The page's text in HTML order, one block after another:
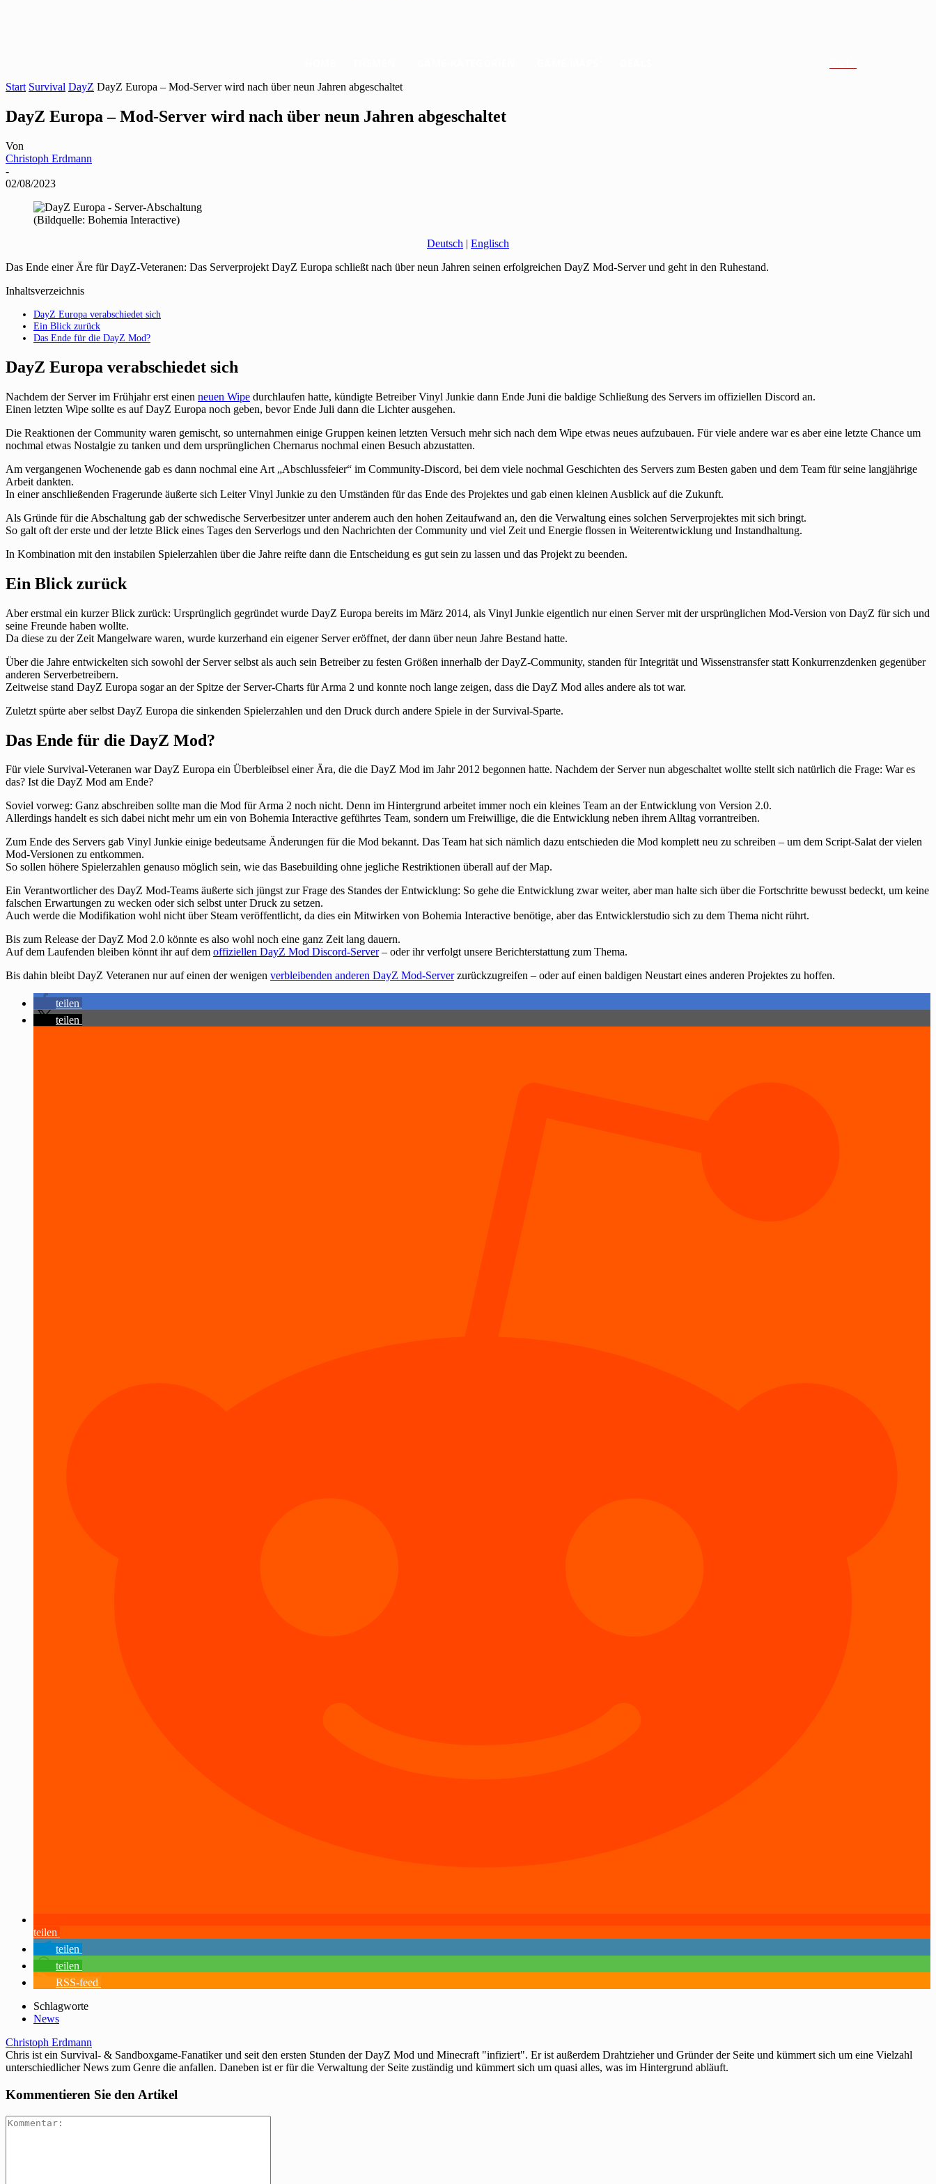
Start Survival DayZ DayZ Europa – Mod-Server wird nach über neun Jahren abgeschaltet
DayZ Europa – Mod-Server wird nach über neun Jahren abgeschaltet
Von
Christoph Erdmann
-
02/08/2023
(Bildquelle: Bohemia Interactive)
Deutsch | Englisch
Das Ende einer Äre für DayZ-Veteranen: Das Serverprojekt DayZ Europa schließt nach über neun Jahren seinen erfolgreichen DayZ Mod-Server und geht in den Ruhestand.
Inhaltsverzeichnis
DayZ Europa verabschiedet sich
Ein Blick zurück
Das Ende für die DayZ Mod?
DayZ Europa verabschiedet sich
Nachdem der Server im Frühjahr erst einen neuen Wipe durchlaufen hatte, kündigte Betreiber Vinyl Junkie dann Ende Juni die baldige Schließung des Servers im offiziellen Discord an.
Einen letzten Wipe sollte es auf DayZ Europa noch geben, bevor Ende Juli dann die Lichter ausgehen.
Die Reaktionen der Community waren gemischt, so unternahmen einige Gruppen keinen letzten Versuch mehr sich nach dem Wipe etwas neues aufzubauen. Für viele andere war es aber eine letzte Chance um
nochmal etwas Nostalgie zu tanken und dem ursprünglichen Chernarus nochmal einen Besuch abzustatten.
Am vergangenen Wochenende gab es dann nochmal eine Art „Abschlussfeier“ im Community-Discord, bei dem viele nochmal Geschichten des Servers zum Besten gaben und dem Team für seine langjährige
Arbeit dankten.
In einer anschließenden Fragerunde äußerte sich Leiter Vinyl Junkie zu den Umständen für das Ende des Projektes und gab einen kleinen Ausblick auf die Zukunft.
Als Gründe für die Abschaltung gab der schwedische Serverbesitzer unter anderem auch den hohen Zeitaufwand an, den die Verwaltung eines solchen Serverprojektes mit sich bringt.
So galt oft der erste und der letzte Blick eines Tages den Serverlogs und den Nachrichten der Community und viel Zeit und Energie flossen in Weiterentwicklung und Instandhaltung.
In Kombination mit den instabilen Spielerzahlen über die Jahre reifte dann die Entscheidung es gut sein zu lassen und das Projekt zu beenden.
Ein Blick zurück
Aber erstmal ein kurzer Blick zurück: Ursprünglich gegründet wurde DayZ Europa bereits im März 2014, als Vinyl Junkie eigentlich nur einen Server mit der ursprünglichen Mod-Version von DayZ für sich und
seine Freunde haben wollte.
Da diese zu der Zeit Mangelware waren, wurde kurzerhand ein eigener Server eröffnet, der dann über neun Jahre Bestand hatte.
Über die Jahre entwickelten sich sowohl der Server selbst als auch sein Betreiber zu festen Größen innerhalb der DayZ-Community, standen für Integrität und Wissenstransfer statt Konkurrenzdenken gegenüber
anderen Serverbetreibern.
Zeitweise stand DayZ Europa sogar an der Spitze der Server-Charts für Arma 2 und konnte noch lange zeigen, dass die DayZ Mod alles andere als tot war.
Zuletzt spürte aber selbst DayZ Europa die sinkenden Spielerzahlen und den Druck durch andere Spiele in der Survival-Sparte.
Das Ende für die DayZ Mod?
Für viele Survival-Veteranen war DayZ Europa ein Überbleibsel einer Ära, die die DayZ Mod im Jahr 2012 begonnen hatte. Nachdem der Server nun abgeschaltet wollte stellt sich natürlich die Frage: War es
das? Ist die DayZ Mod am Ende?
Soviel vorweg: Ganz abschreiben sollte man die Mod für Arma 2 noch nicht. Denn im Hintergrund arbeitet immer noch ein kleines Team an der Entwicklung von Version 2.0.
Allerdings handelt es sich dabei nicht mehr um ein von Bohemia Interactive geführtes Team, sondern um Freiwillige, die die Entwicklung neben ihrem Alltag vorrantreiben.
Zum Ende des Servers gab Vinyl Junkie einige bedeutsame Änderungen für die Mod bekannt. Das Team hat sich nämlich dazu entschieden die Mod komplett neu zu schreiben – um dem Script-Salat der vielen
Mod-Versionen zu entkommen.
So sollen höhere Spielerzahlen genauso möglich sein, wie das Basebuilding ohne jegliche Restriktionen überall auf der Map.
Ein Verantwortlicher des DayZ Mod-Teams äußerte sich jüngst zur Frage des Standes der Entwicklung: So gehe die Entwicklung zwar weiter, aber man halte sich über die Fortschritte bewusst bedeckt, um keine
falschen Erwartungen zu wecken oder sich selbst unter Druck zu setzen.
Auch werde die Modifikation wohl nicht über Steam veröffentlicht, da dies ein Mitwirken von Bohemia Interactive benötige, aber das Entwicklerstudio sich zu dem Thema nicht rührt.
Bis zum Release der DayZ Mod 2.0 könnte es also wohl noch eine ganz Zeit lang dauern.
Auf dem Laufenden bleiben könnt ihr auf dem offiziellen DayZ Mod Discord-Server– oder ihr verfolgt unsere Berichterstattung zum Thema.
Bis dahin bleibt DayZ Veteranen nur auf einen der wenigen verbleibenden anderen DayZ Mod-Serverzurückzugreifen – oder auf einen baldigen Neustart eines anderen Projektes zu hoffen.
teilen
teilen
teilen
teilen
teilen
RSS-feed
Schlagworte
News
Christoph Erdmann
Chris ist ein Survival- & Sandboxgame-Fanatiker und seit den ersten Stunden der DayZ Mod und Minecraft "infiziert". Er ist außerdem Drahtzieher und Gründer der Seite und kümmert sich um eine Vielzahl
unterschiedlicher News zum Genre die anfallen. Daneben ist er für die Verwaltung der Seite zuständig und kümmert sich um quasi alles, was im Hintergrund abläuft.
Kommentieren Sie den Artikel